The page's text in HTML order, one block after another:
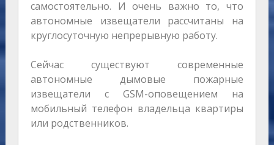
самостоятельно. И очень важно то, что
автономные извещатели рассчитаны на
круглосуточную непрерывную работу.
Сейчас существуют современные
автономные дымовые пожарные
извещатели с GSM-оповещением на
мобильный телефон владельца квартиры
или родственников.